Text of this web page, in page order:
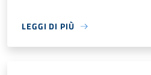
LEGGI DI PIÙ